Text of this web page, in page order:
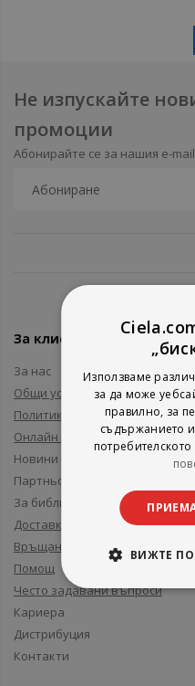
Не изпускайте
промоции
Абонирайте се за нашия e-
За клиенти
За нас
Общи условия
Политика за поверителност
Онлайн решаване на спорове
Новини и събития
Партньори и приятели
За библиотеки
Доставка
Връщане
Помощ
Често задавани въпроси
Кариера
Дистрибуция
Контакти
Използваме
за да може
правилно, за
съдържанието
ВИЖТЕ